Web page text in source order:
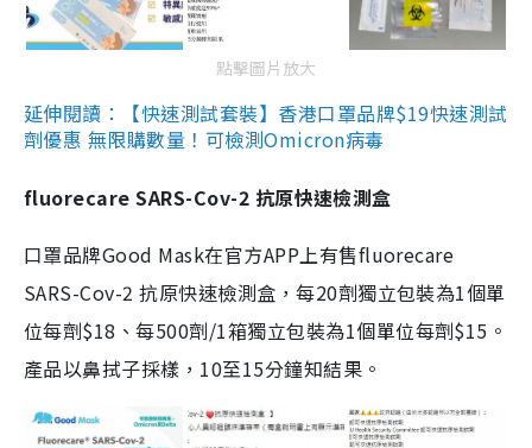
點擊圖片放大
延伸閱讀：【快速測試套裝】香港口罩品牌$19快速測試
劑優惠 無限購數量！可檢測Omicron病毒
fluorecare SARS-Cov-2 抗原快速檢測盒
口罩品牌Good Mask在官方APP上有售fluorecare
SARS-Cov-2 抗原快速檢測盒，每20劑獨立包裝為1個單
位每劑$18、每500劑/1箱獨立包裝為1個單位每劑$15。
產品以鼻拭子採樣，10至15分鐘知結果。